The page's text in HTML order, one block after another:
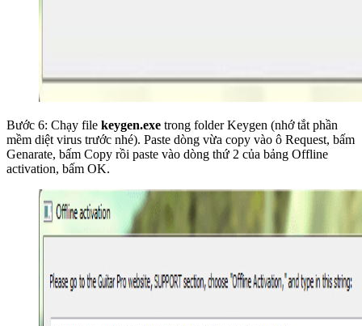
Bước 6: Chạy file keygen.exe trong folder Keygen (nhớ tắt phần
mềm diệt virus trước nhé). Paste dòng vừa copy vào ô Request, bấm
Genarate, bấm Copy rồi paste vào dòng thứ 2 của bảng Offline
activation, bấm OK.